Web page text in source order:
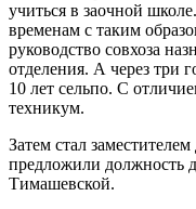
учиться в заочной
временам с таким
руководство совхоза
отделения. А через три
10 лет сельпо. С
техникум.
Затем стал
предложили должность
Тимашевской.